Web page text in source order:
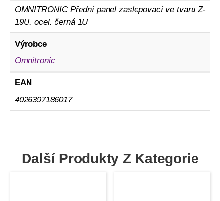
OMNITRONIC Přední panel zaslepovací ve tvaru Z-
19U, ocel, černá 1U
Výrobce
Omnitronic
EAN
4026397186017
Další Produkty Z Kategorie